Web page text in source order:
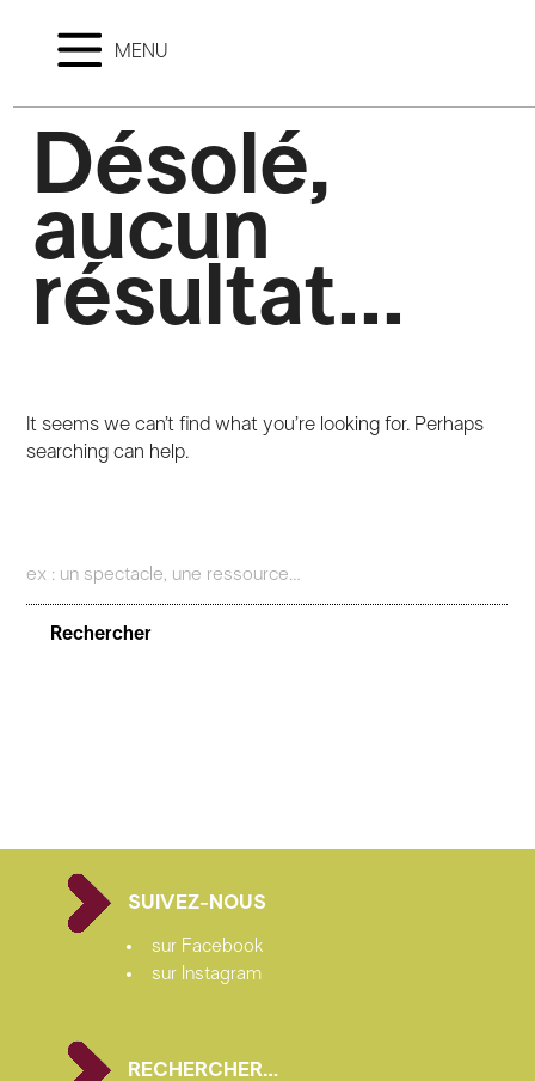
MENU
Désolé,
aucun
résultat...
It seems we can’t find what you’re looking for. Perhaps
searching can help.
SUIVEZ-NOUS
sur Facebook
sur Instagram
RECHERCHER…